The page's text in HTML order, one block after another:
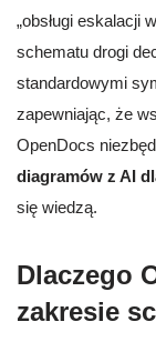
„obsługi eskalacji
schematu drogi
standardowymi
zapewniając, że
OpenDocs
diagramów z AI
się wiedzą.
Dlaczego
zakresie